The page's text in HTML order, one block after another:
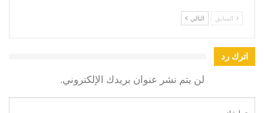
السابق التالي
اترك رد
لن يتم نشر عنوان بريدك الإلكتروني.